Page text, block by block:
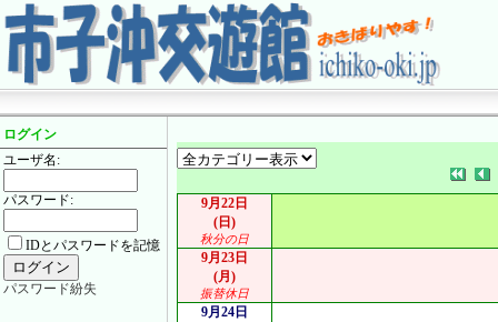
ログイン
ユーザ名:
パスワード:
IDとパスワードを記憶
パスワード紛失
9月22日
(日)
秋分の日
9月23日
(月)
振替休日
9月24日